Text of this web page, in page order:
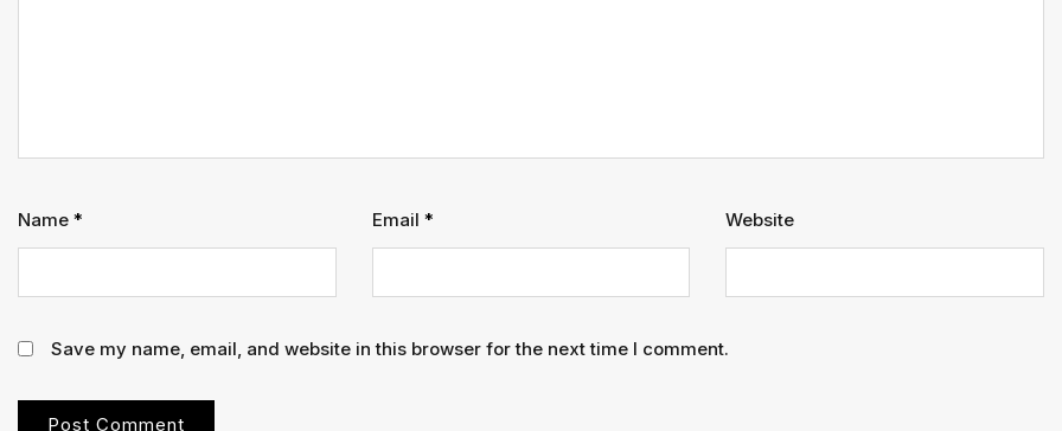
Name * Email * Website
Save my name, email, and website in this browser for the next time I comment.